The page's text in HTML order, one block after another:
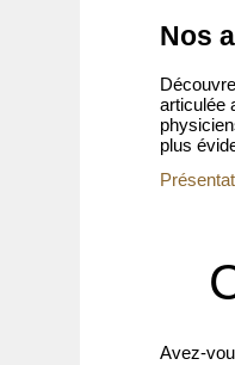
Nos
articulée
plus
Avez-